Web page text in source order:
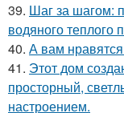
39. Шаг за шагом:
водяного теплого
40. А вам
41. Этот дом
просторный,
настроением.